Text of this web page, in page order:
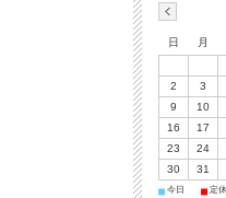
日 月
2
3
9
10
16
17
23
24
30
31
■ 今日 ■ 定